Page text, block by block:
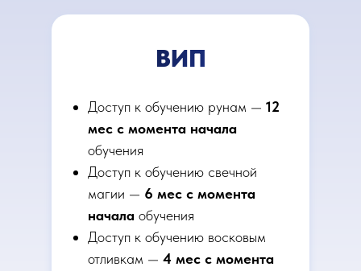
ВИП
Доступ к обучению рунам — 12
мес с момента начала
обучения
Доступ к обучению свечной
магии — 6 мес с момента
начала обучения
Доступ к обучению восковым
отливкам — 4 мес с момента